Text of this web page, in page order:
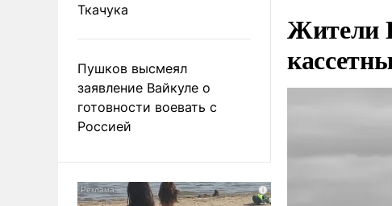
Ткачука
Пушков высмеял
заявление Вайкуле о
готовности воевать с
Россией
Жители